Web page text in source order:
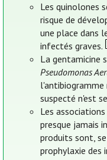
Les quinolones
risque de
une place dans
infectés graves.
La gentamicine
Pseudomonas
l'antibiogramme
suspecté n'est
Les
presque jamais
produits sont,
prophylaxie des